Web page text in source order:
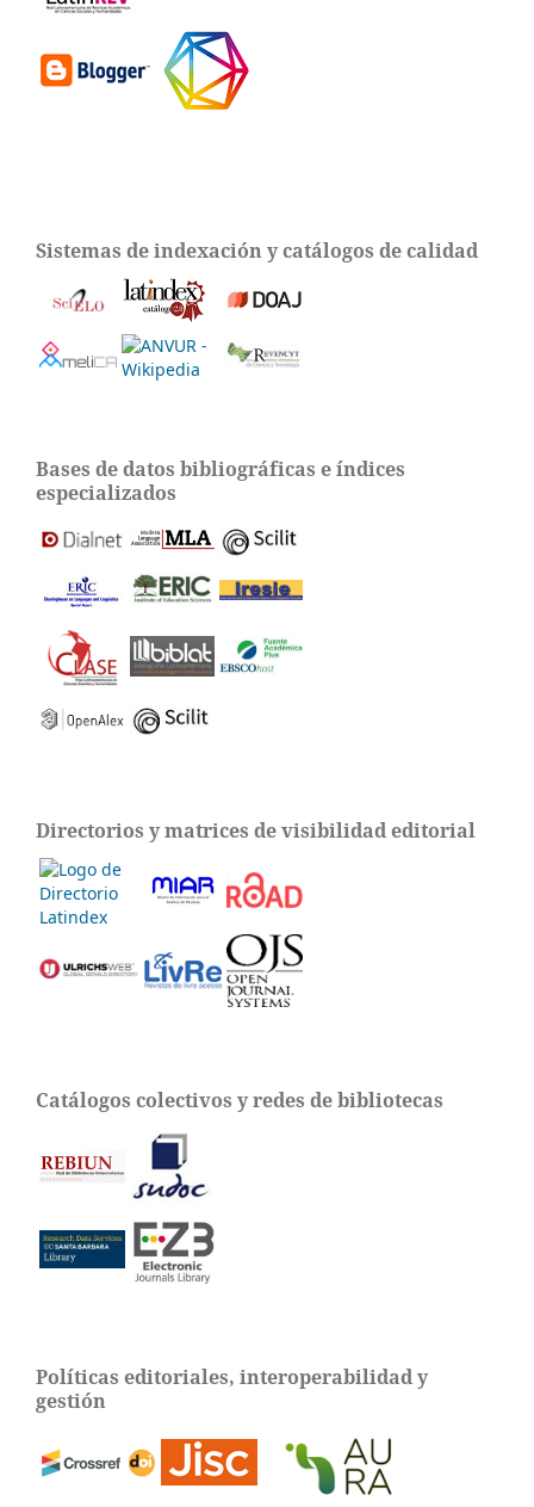
Sistemas de indexación y catálogos de calidad
Bases de datos bibliográficas e índices
especializados
Directorios y matrices de visibilidad editorial
Catálogos colectivos y redes de bibliotecas
Políticas editoriales, interoperabilidad y
gestión